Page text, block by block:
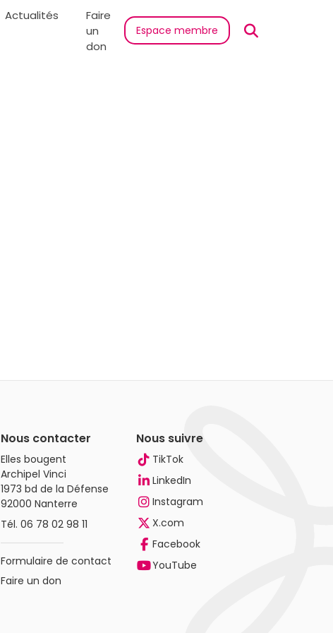
Actualités
Faire
un
don
Espace membre
Nous contacter
Elles bougent
Archipel Vinci
1973 bd de la Défense
92000 Nanterre
Tél.06 78 02 98 11
Formulaire de contact
Faire un don
Nous suivre
TikTok
LinkedIn
Instagram
X.com
Facebook
YouTube